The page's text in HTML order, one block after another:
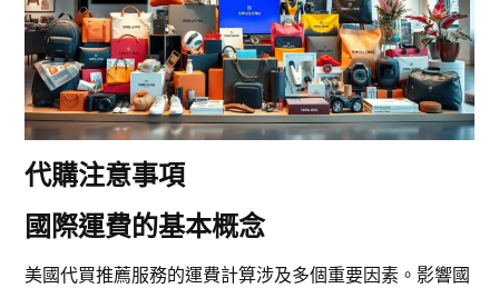
代購注意事項
國際運費的基本概念
美國代買推薦服務的運費計算涉及多個重要因素。影響國